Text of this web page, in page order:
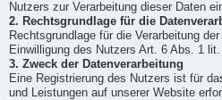
Nutzers zur Verarbeitung dieser Daten
2. Rechtsgrundlage für die
Rechtsgrundlage für die Verarbeitung
Einwilligung des Nutzers Art. 6 Abs. 1
3. Zweck der Datenverarbeitung
Eine Registrierung des Nutzers ist für
und Leistungen auf unserer Website